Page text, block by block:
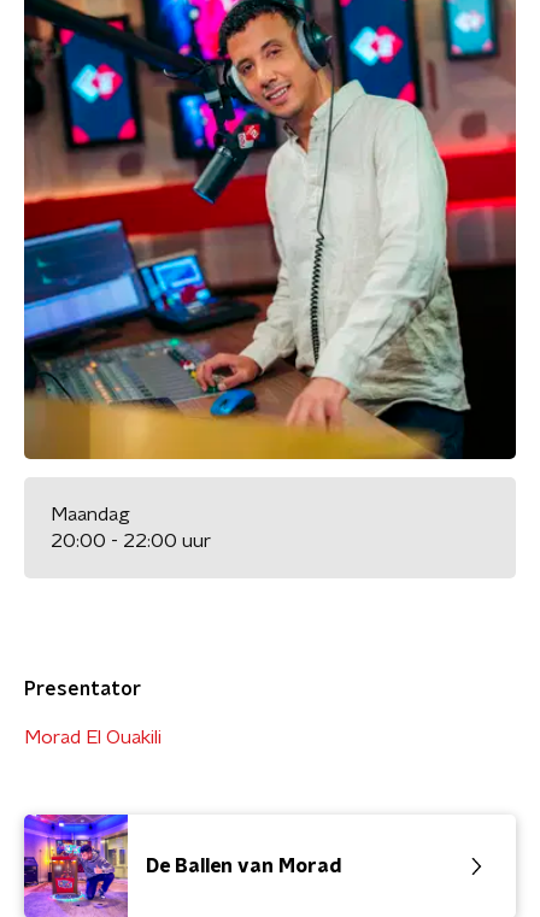
Maandag
20:00 - 22:00 uur
Presentator
Morad El Ouakili
De Ballen van Morad